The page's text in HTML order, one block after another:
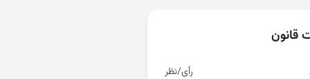
قانون
رأی/نظر